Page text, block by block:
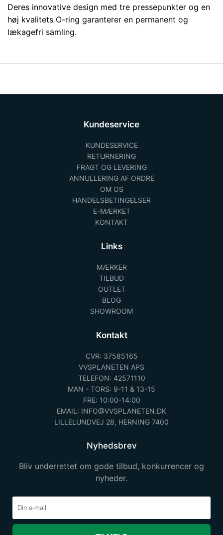
Deres innovative design med tre pressepunkter og en
høj kvalitets O-ring garanterer en permanent og
lækagefri samling.
Kundeservice
KUNDESERVICE
RETURNERING
FRAGT OG LEVERING
ANNULLERING AF ORDRE
OM OS
HANDELSBETINGELSER
E-MÆRKET
KONTAKT
Links
MÆRKER
TILBUD
OUTLET
BLOG
SHOWROOM
Kontakt
CVR: 37585165
VVSPLANETEN APS
TELEFON: 42571110
MAN - TORS: 9-11 & 13-15
FRE: 10:00-14:00
EMAIL: INFO@VVSPLANETEN.DK
LILLELUNDVEJ 28, HERNING 7400
Nyhedsbrev
Bliv underrettet om gode tilbud, konkurrencer og
nyheder.